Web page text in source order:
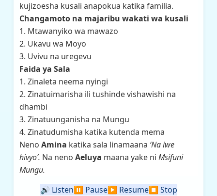
kujizoesha kusali anapokua katika familia.
Changamoto na majaribu wakati wa kusali
1. Mtawanyiko wa mawazo
2. Ukavu wa Moyo
3. Uvivu na uregevu
Faida ya Sala
1. Zinaleta neema nyingi
2. Zinatuimarisha ili tushinde vishawishi na
dhambi
3. Zinatuunganisha na Mungu
4. Zinatudumisha katika kutenda mema
Neno Amina katika sala linamaana ‘Na iwe
hivyo’. Na neno Aeluya maana yake ni Msifuni
Mungu.
🔊 Listen⏸️ Pause▶️ Resume⏹️ Stop